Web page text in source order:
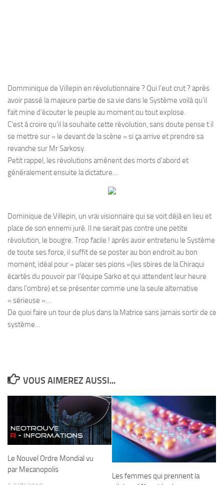
Domminique de Villepin en révolutionnaire ? Qui l’eut crut ? après
avoir passé la majeure partie de sa vie dans le Système voilà qu’il
fait mine d’écouter le peuple au moment ou tout explose.
C’est à croire qu’il la souhaite cette révolution, sans doute pense t il
se mettre sur « le devant de la scène » si ça arrive et prendre sa
revanche sur Mr Sarkosy.
Petit rappel, les révolutions aménent des morts d’abord et
généralement ensuite la dictature…
Dominique de Villepin, un vrai visionnaire qui se voit déjà en lieu et
place de son ennemi juré. Il ne serait pas contre une petite
révolution, le bougre. Trop facile ! après avoir entretenu le Système
de toute ses force, il suffit de se poster au bon endroit au bon
moment, idéal pour « placer ses pions »(les sbires de la Chiraqui
écartés du pouvoir par l’équipe Sarko et qui attendent leur heure
dans l’ombre) et se présenter comme une la seule alternative
« sérieuse »…
De quoi faire un tour de plus dans la Matrice sans jamais sortir de ce
système…
VOUS AIMEREZ AUSSI...
Le Nouvel Ordre Mondial vu
par Mecanopolis
Les femmes qui prennent la